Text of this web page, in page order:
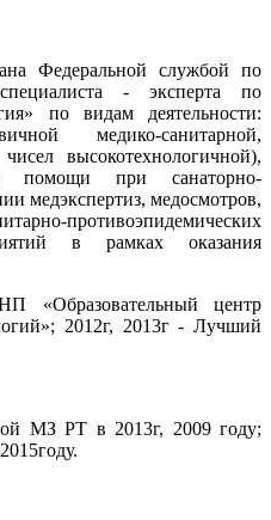
Федеральной службой по
- эксперта по
по видам деятельности:
медико-санитарной,
высокотехнологичной),
помощи при санаторно-
медэкспертиз, медосмотров,
противоэпидемических
в рамках оказания
«Образовательный центр
2012г, 2013г - Лучший
МЗ РТ в 2013г, 2009 году;